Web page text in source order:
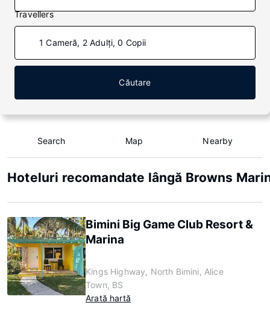
Travellers
1 Cameră, 2 Adulți, 0 Copii
Căutare
Search Map Nearby
Hoteluri recomandate lângă Browns
Bimini Big Game Club Resort &
Marina
Kings Highway, North Bimini, Alice
Town, BS
Arată hartă